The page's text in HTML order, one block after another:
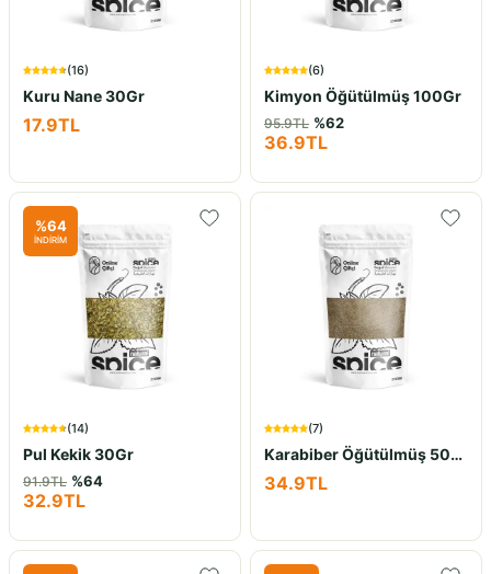
(16)
Kuru Nane 30Gr
17.9TL
(6)
Kimyon Öğütülmüş 100Gr
95.9TL %62
36.9TL
%64
İNDİRİM
(14)
Pul Kekik 30Gr
91.9TL %64
32.9TL
(7)
Karabiber Öğütülmüş 50Gr
34.9TL